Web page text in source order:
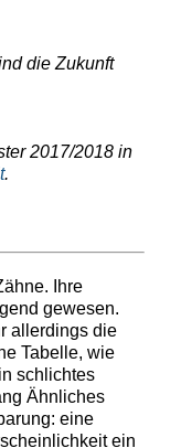
die Zukunft
2017/2018 in
.
Ihre
gewesen.
allerdings die
Tabelle, wie
schlichtes
Ähnliches
eine
ein